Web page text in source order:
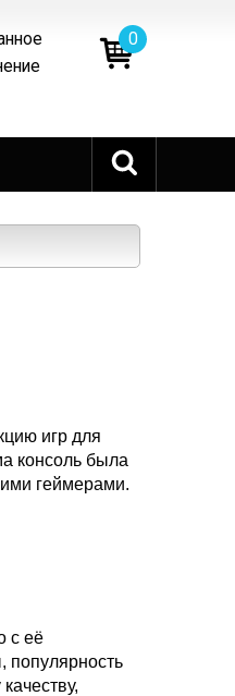
0
игр для
консоль была
геймерами.
с её
популярность